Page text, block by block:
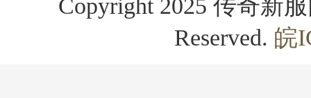
Copyright 2025 传奇新
Reserved. 皖